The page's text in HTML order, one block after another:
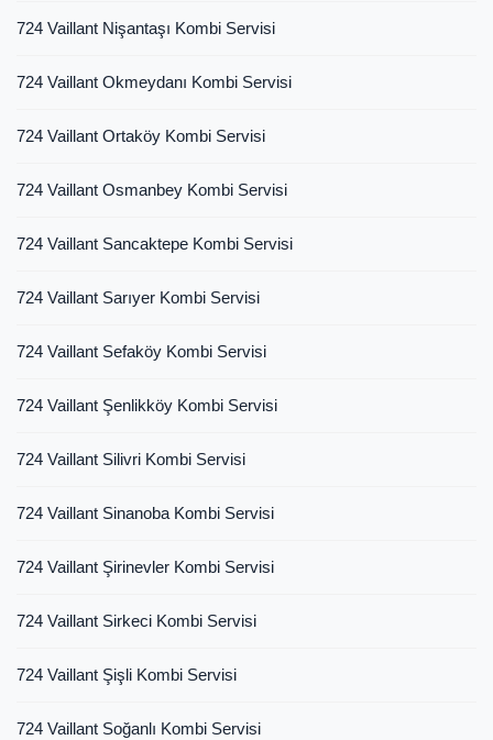
724 Vaillant Nişantaşı Kombi Servisi
724 Vaillant Okmeydanı Kombi Servisi
724 Vaillant Ortaköy Kombi Servisi
724 Vaillant Osmanbey Kombi Servisi
724 Vaillant Sancaktepe Kombi Servisi
724 Vaillant Sarıyer Kombi Servisi
724 Vaillant Sefaköy Kombi Servisi
724 Vaillant Şenlikköy Kombi Servisi
724 Vaillant Silivri Kombi Servisi
724 Vaillant Sinanoba Kombi Servisi
724 Vaillant Şirinevler Kombi Servisi
724 Vaillant Sirkeci Kombi Servisi
724 Vaillant Şişli Kombi Servisi
724 Vaillant Soğanlı Kombi Servisi